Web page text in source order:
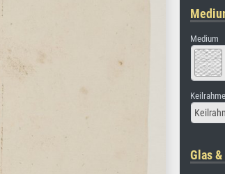
Medium
Glas